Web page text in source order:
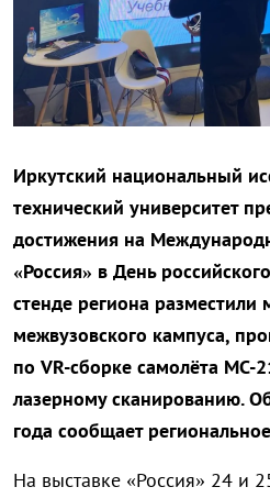
Иркутский национальный
технический университет
достижения на
«Россия» в День
стенде региона
межвузовского кампуса,
по VR-сборке самолёта МС-
лазерному сканированию.
года сообщает
На выставке «Россия» 24 и